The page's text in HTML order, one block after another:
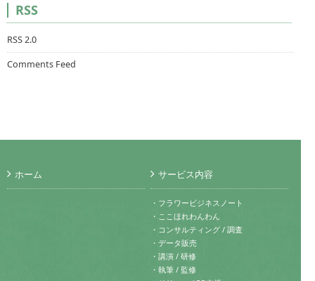
RSS
RSS 2.0
Comments Feed
ホーム サービス内容
・フラワービジネスノート
・ここほれわんわん
・コンサルティング / 調査
・データ販売
・講演 / 研修
・執筆 / 監修